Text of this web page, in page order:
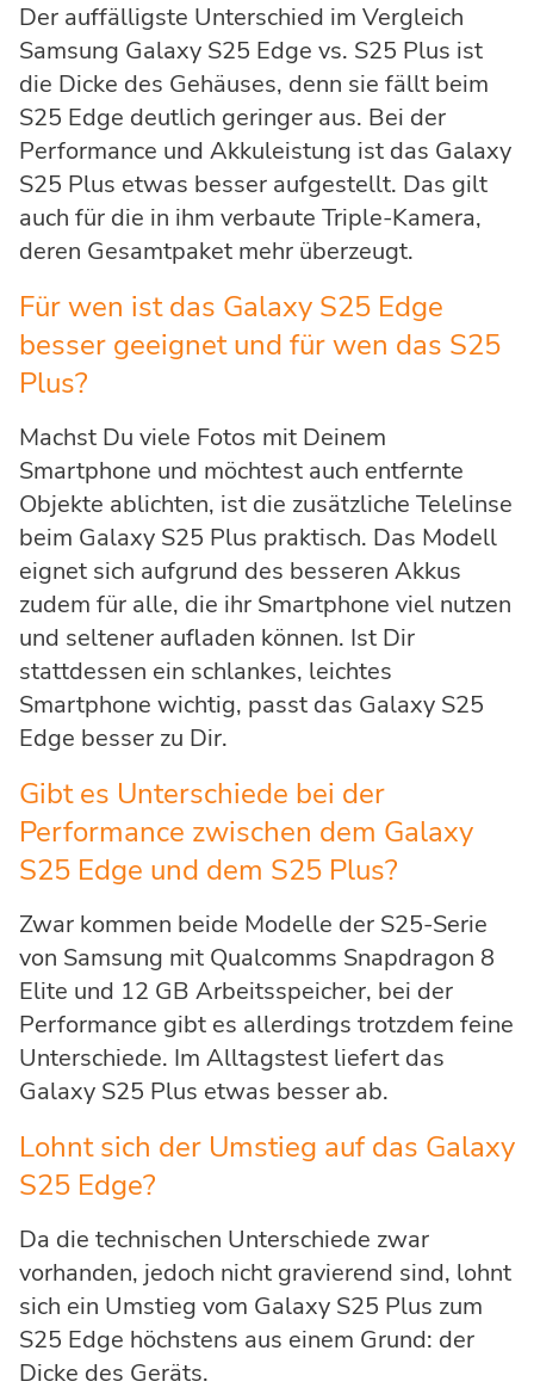
Der auffälligste Unterschied im Vergleich
Samsung Galaxy S25 Edge vs. S25 Plus ist
die Dicke des Gehäuses, denn sie fällt beim
S25 Edge deutlich geringer aus. Bei der
Performance und Akkuleistung ist das Galaxy
S25 Plus etwas besser aufgestellt. Das gilt
auch für die in ihm verbaute Triple-Kamera,
deren Gesamtpaket mehr überzeugt.
Für wen ist das Galaxy S25 Edge
besser geeignet und für wen das S25
Plus?
Machst Du viele Fotos mit Deinem
Smartphone und möchtest auch entfernte
Objekte ablichten, ist die zusätzliche Telelinse
beim Galaxy S25 Plus praktisch. Das Modell
eignet sich aufgrund des besseren Akkus
zudem für alle, die ihr Smartphone viel nutzen
und seltener aufladen können. Ist Dir
stattdessen ein schlankes, leichtes
Smartphone wichtig, passt das Galaxy S25
Edge besser zu Dir.
Gibt es Unterschiede bei der
Performance zwischen dem Galaxy
S25 Edge und dem S25 Plus?
Zwar kommen beide Modelle der S25-Serie
von Samsung mit Qualcomms Snapdragon 8
Elite und 12 GB Arbeitsspeicher, bei der
Performance gibt es allerdings trotzdem feine
Unterschiede. Im Alltagstest liefert das
Galaxy S25 Plus etwas besser ab.
Lohnt sich der Umstieg auf das Galaxy
S25 Edge?
Da die technischen Unterschiede zwar
vorhanden, jedoch nicht gravierend sind, lohnt
sich ein Umstieg vom Galaxy S25 Plus zum
S25 Edge höchstens aus einem Grund: der
Dicke des Geräts.